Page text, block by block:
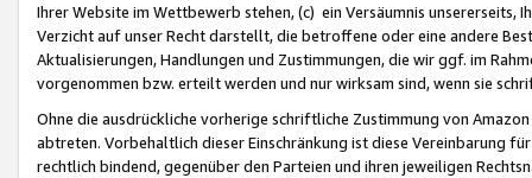
Ihrer Website im Wettbewerb stehen, (c) ein Versäumnis unsererseits,
Verzicht auf unser Recht darstellt, die betroffene oder eine andere
Aktualisierungen, Handlungen und Zustimmungen, die wir ggf. im
vorgenommen bzw. erteilt werden und nur wirksam sind, wenn sie
Ohne die ausdrückliche vorherige schriftliche Zustimmung von
abtreten. Vorbehaltlich dieser Einschränkung ist diese Vereinbarung
rechtlich bindend, gegenüber den Parteien und ihren jeweiligen